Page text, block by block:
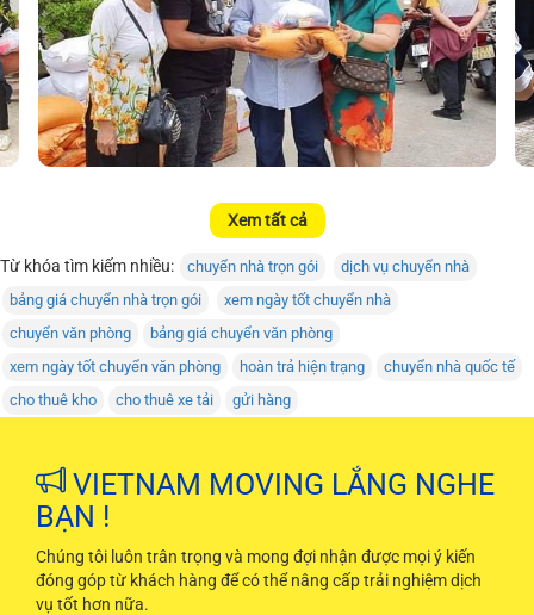
Xem tất cả
Từ khóa tìm kiếm nhiều: chuyển nhà trọn gói
dịch vụ chuyển nhà
bảng giá chuyển nhà trọn gói
xem ngày tốt chuyển nhà
chuyển văn phòng
bảng giá chuyển văn phòng
xem ngày tốt chuyển văn phòng
hoàn trả hiện trạng
chuyển nhà quốc tế
cho thuê kho
cho thuê xe tải gửi hàng
VIETNAM MOVING LẮNG NGHE
BẠN !
Chúng tôi luôn trân trọng và mong đợi nhận được mọi ý kiến
đóng góp từ khách hàng để có thể nâng cấp trải nghiệm dịch
vụ tốt hơn nữa.